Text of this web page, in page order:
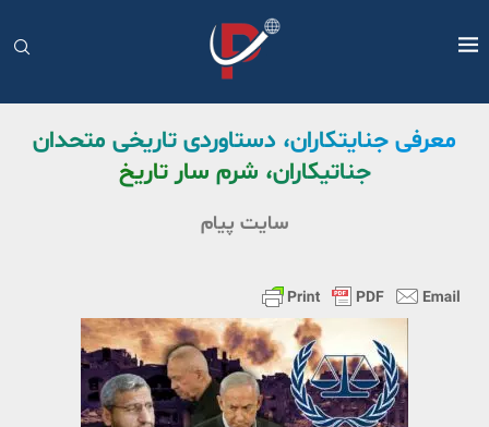
معرفی جنایتکاران، دستاوردی تاریخی متحدان
جناتیکاران، شرم سار تاریخ
سایت پیام